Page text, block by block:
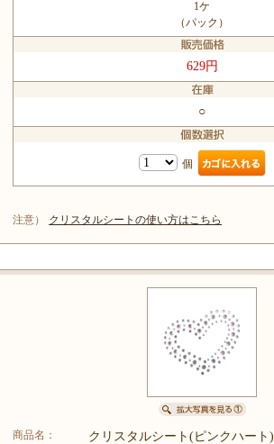
1ケ
（パック）
629円
○
個
注意） クリスタルシートの使い方はこちら
商品名： クリスタルシート(ピンクハート)